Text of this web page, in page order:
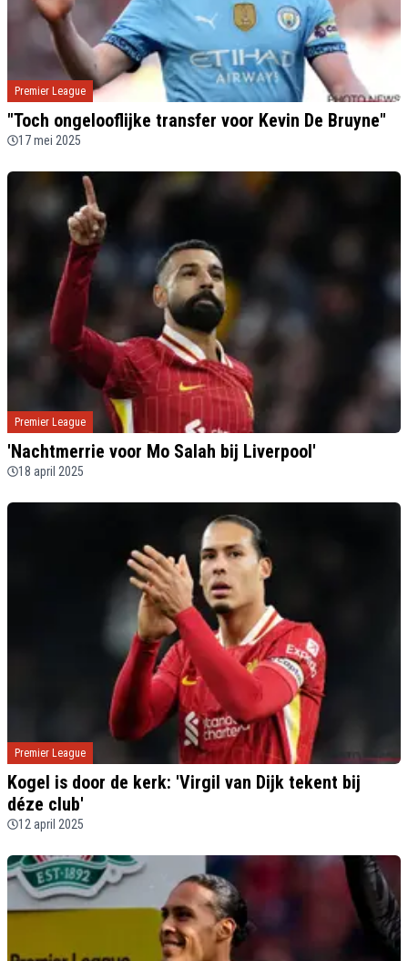
Premier League
"Toch ongelooflijke transfer voor Kevin De Bruyne"
17 mei 2025
Premier League
'Nachtmerrie voor Mo Salah bij Liverpool'
18 april 2025
Premier League
Kogel is door de kerk: 'Virgil van Dijk tekent bij
déze club'
12 april 2025